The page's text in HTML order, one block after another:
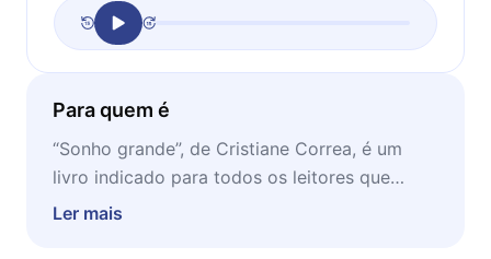
Para quem é
“Sonho grande”, de Cristiane Correa, é um
livro indicado para todos os leitores que
buscam a inspiração para inovar e perseguir
Ler mais